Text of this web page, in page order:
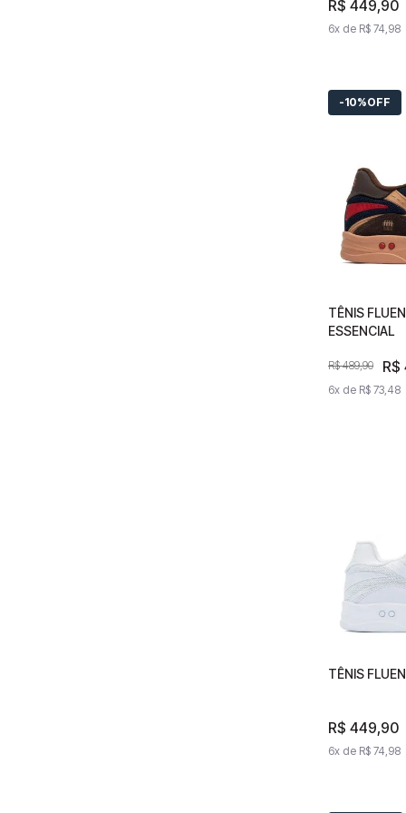
R$ 449,90
6x de R$ 74 98
R$ 449,
6x deR$ 74
10%OFF
TÊNIS
ESSENCIAL
R$ 489,90 R$
6x de R$ 73 48
TÊNIS
EDUARDO
R$ 489 90
6x deR$ 73
TÊNIS
R$ 449,90
6x de R$ 74 98
TÊNIS
R$ 449,
6x deR$ 74